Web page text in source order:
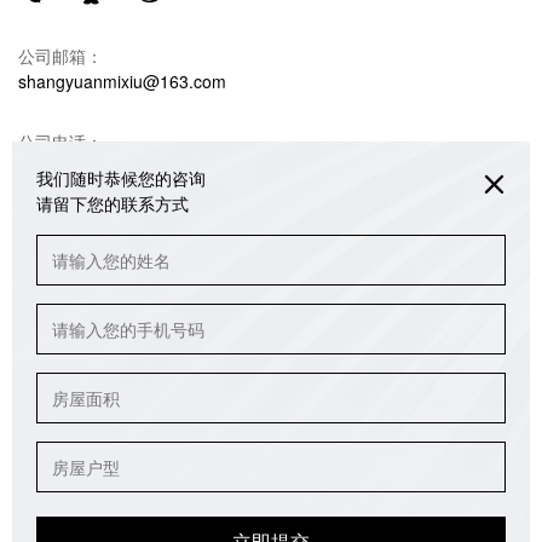
公司邮箱：
shangyuanmixiu@163.com
公司电话：
18680990732 韩光亚（米修设计）
重庆江北区绿地海外滩销售中心办公楼3/4/5楼
公众号
版权所有：重庆米修室内设计有限公司
备案号：渝ICP备2023004265号
我们随时恭候您的咨询
请留下您的联系方式